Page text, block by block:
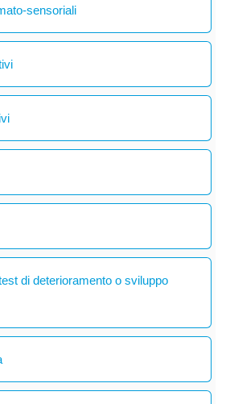
sensoriali
di deterioramento o sviluppo